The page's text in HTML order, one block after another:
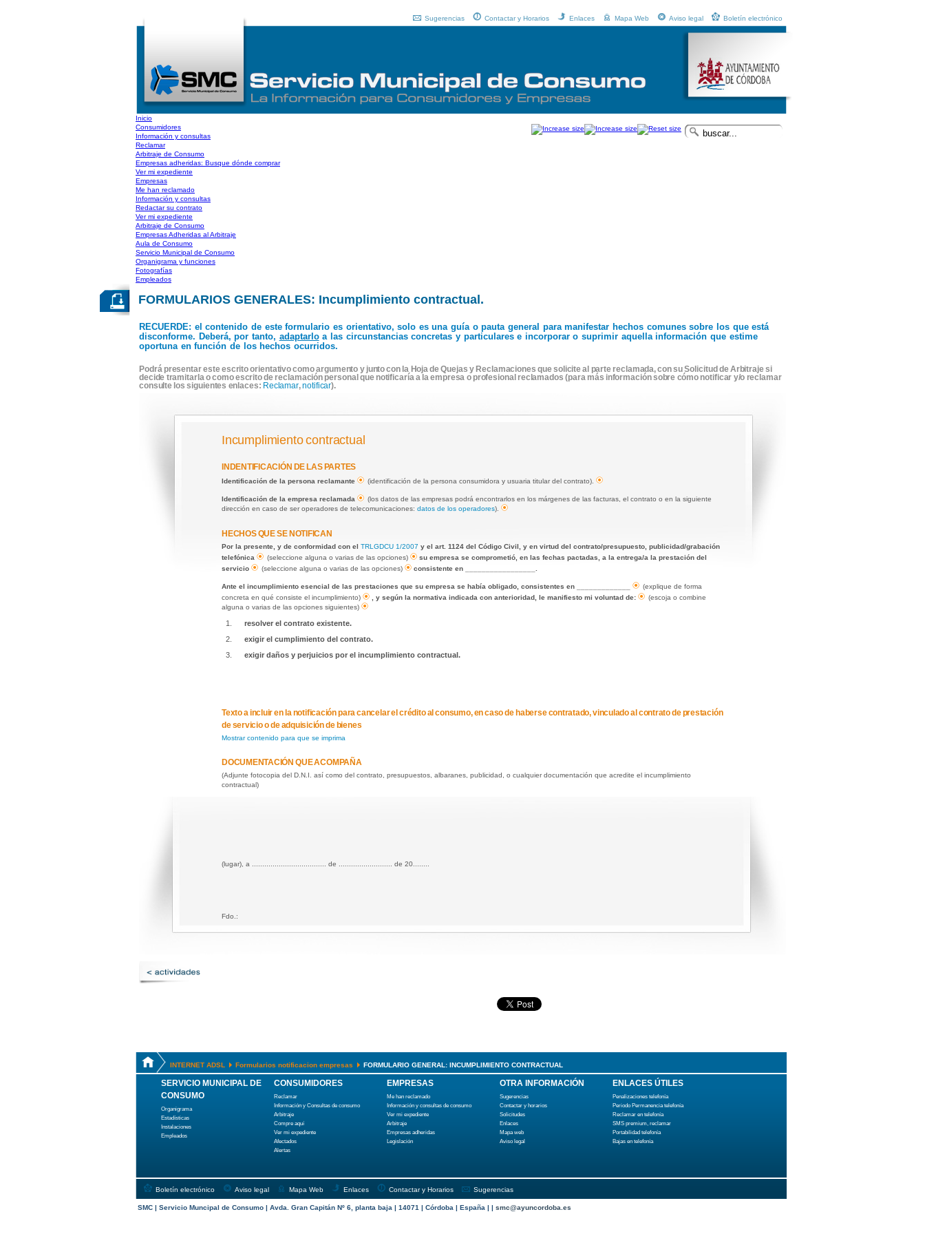
Boletín electrónico
Aviso legal
Mapa Web
Enlaces
Contactar y Horarios
Sugerencias
Inicio
Consumidores
Información y consultas
Reclamar
Arbitraje de Consumo
Empresas adheridas: Busque dónde comprar
Ver mi expediente
Empresas
Me han reclamado
Información y consultas
Redactar su contrato
Ver mi expediente
Arbitraje de Consumo
Empresas Adheridas al Arbitraje
Aula de Consumo
Servicio Municipal de Consumo
Organigrama y funciones
Fotografías
Empleados
FORMULARIOS GENERALES: Incumplimiento contractual.
RECUERDE: el contenido de este formulario es orientativo, solo es una guía o pauta general para manifestar hechos comunes sobre los que está
disconforme. Deberá, por tanto, adaptarloa las circunstancias concretas y particulares e incorporar o suprimir aquella información que estime
oportuna en función de los hechos ocurridos.
Podrá presentar este escrito orientativo como argumento y junto con la Hoja de Quejas y Reclamaciones que solicite al parte reclamada, con su Solicitud de Arbitraje si
decide tramitarla o como escrito de reclamación personal que notificaría a la empresa o profesional reclamados (para más información sobre cómo notificar y/o reclamar
consulte los siguientes enlaces: Reclamar,notificar).
Incumplimiento contractual
INDENTIFICACIÓN DE LAS PARTES
Identificación de la persona reclamante (identificación de la persona consumidora y usuaria titular del contrato).
Identificación de la empresa reclamada
(los datos de las empresas podrá encontrarlos en los márgenes de las facturas, el contrato o en la siguiente
dirección en caso de ser operadores de telecomunicaciones: datos de los operadores).
HECHOS QUE SE NOTIFICAN
Por la presente, y de conformidad con el TRLGDCU 1/2007 y el art. 1124 del Código Civil, y en virtud del contrato/presupuesto, publicidad/grabación
telefónica
(seleccione alguna o varias de las opciones)
su empresa se comprometió, en las fechas pactadas, a la entrega/a la prestación del
servicio
(seleccione alguna o varias de las opciones) consistente en _________________.
Ante el incumplimiento esencial de las prestaciones que su empresa se había obligado, consistentes en _____________
(explique de forma
concreta en qué consiste el incumplimiento)
, y según la normativa indicada con anterioridad, le manifiesto mi voluntad de:
(escoja o combine
alguna o varias de las opciones siguientes)
resolver el contrato existente.
exigir el cumplimiento del contrato.
exigir daños y perjuicios por el incumplimiento contractual.
Texto a incluir en la notificación para cancelar el crédito al consumo, en caso de haberse contratado, vinculado al contrato de prestación
de servicio o de adquisición de bienes
Mostrar contenido para que se imprima
DOCUMENTACIÓN QUE ACOMPAÑA
(Adjunte fotocopia del D.N.I. así como del contrato, presupuestos, albaranes, publicidad, o cualquier documentación que acredite el incumplimiento
contractual)
(lugar), a .................................... de .......................... de 20........
Fdo.:
INTERNET ADSL Formularios notificacion empresas FORMULARIO GENERAL: INCUMPLIMIENTO CONTRACTUAL
SERVICIO MUNICIPAL DE
CONSUMO
Organigrama
Estadísticas
Instalaciones
Empleados
CONSUMIDORES
Reclamar
Información y Consultas de consumo
Arbitraje
Compre aquí
Ver mi expediente
Afectados
Alertas
EMPRESAS
Me han reclamado
Información y consultas de consumo
Ver mi expediente
Arbitraje
Empresas adheridas
Legislación
OTRA INFORMACIÓN
Sugerencias
Contactar y horarios
Solicitudes
Enlaces
Mapa web
Aviso legal
ENLACES ÚTILES
Penalizaciones telefonía
Periodo Permanencia telefonía
Reclamar en telefonía
SMS premium, reclamar
Portabilidad telefonía
Bajas en telefonía
Boletín electrónico Aviso legal Mapa Web Enlaces Contactar y Horarios Sugerencias
SMC | Servicio Muncipal de Consumo | Avda. Gran Capitán Nº 6, planta baja | 14071 | Córdoba | España | | smc@ayuncordoba.es